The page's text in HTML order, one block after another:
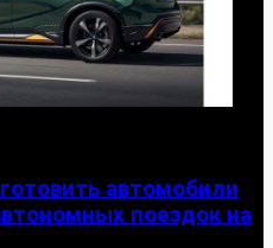
автомобили
поездок на